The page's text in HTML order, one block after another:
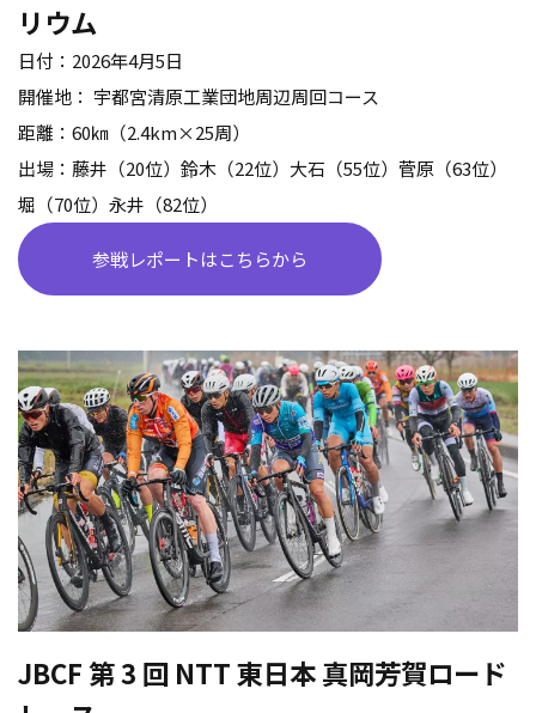
リウム
日付： 2026年4月5日
開催地： 宇都宮清原工業団地周辺周回コース
距離： 60㎞（2.4km×25周）
出場：藤井（20位）鈴木（22位）大石（55位）菅原（63位）
堀（70位）永井（82位）
参戦レポートはこちらから
JBCF第3 回 NTT東日本 真岡芳賀ロード